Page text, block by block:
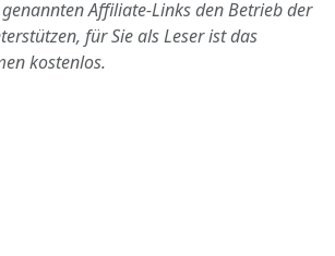
Affiliate-Links den Betrieb der
für Sie als Leser ist das
kostenlos.